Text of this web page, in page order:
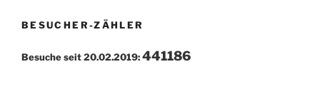
BESUCHER-ZÄHLER
Besuche seit 20.02.2019:441186